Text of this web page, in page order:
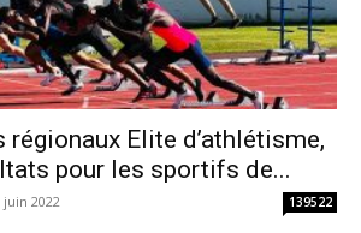
régionaux Elite d’athlétisme,
pour les sportifs de...
juin 2022 139522